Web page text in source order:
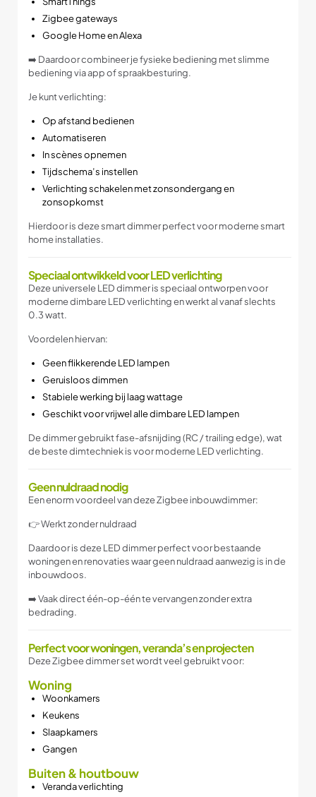
Zigbee gateways
Google Home en Alexa
➡️ Daardoor combineer je fysieke bediening met slimme
bediening via app of spraakbesturing.
Je kunt verlichting:
Op afstand bedienen
Automatiseren
In scènes opnemen
Tijdschema’s instellen
Verlichting schakelen met zonsondergang en
zonsopkomst
Hierdoor is deze smart dimmer perfect voor moderne smart
home installaties.
Speciaal ontwikkeld voor LED verlichting
Deze universele LED dimmer is speciaal ontworpen voor
moderne dimbare LED verlichting en werkt al vanaf slechts
0.3 watt.
Voordelen hiervan:
Geen flikkerende LED lampen
Geruisloos dimmen
Stabiele werking bij laag wattage
Geschikt voor vrijwel alle dimbare LED lampen
De dimmer gebruikt fase-afsnijding (RC / trailing edge), wat
de beste dimtechniek is voor moderne LED verlichting.
Geen nuldraad nodig
Een enorm voordeel van deze Zigbee inbouwdimmer:
👉 Werkt zonder nuldraad
Daardoor is deze LED dimmer perfect voor bestaande
woningen en renovaties waar geen nuldraad aanwezig is in de
inbouwdoos.
➡️ Vaak direct één-op-één te vervangen zonder extra
bedrading.
Perfect voor woningen, veranda’s en projecten
Deze Zigbee dimmer set wordt veel gebruikt voor:
Woning
Woonkamers
Keukens
Slaapkamers
Gangen
Buiten & houtbouw
Veranda verlichting